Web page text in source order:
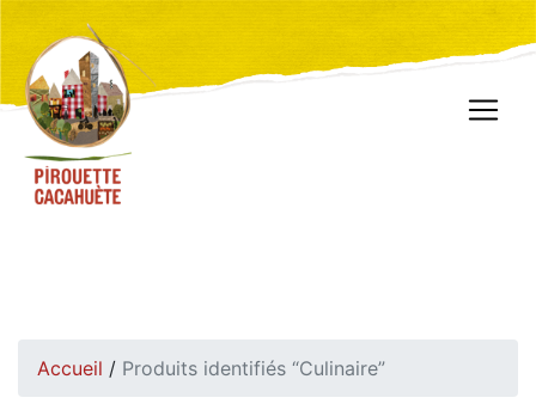
Accueil / Produits identifiés “Culinaire”